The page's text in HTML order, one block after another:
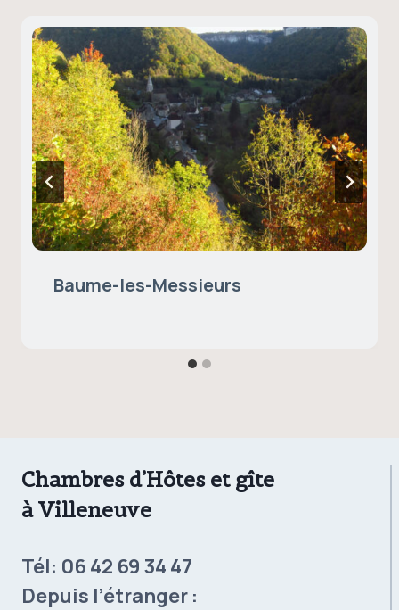
Baume-les-Messieurs
Chambres d’Hôtes et gîte
à Villeneuve
Tél: 06 42 69 34 47
Depuis l’étranger :